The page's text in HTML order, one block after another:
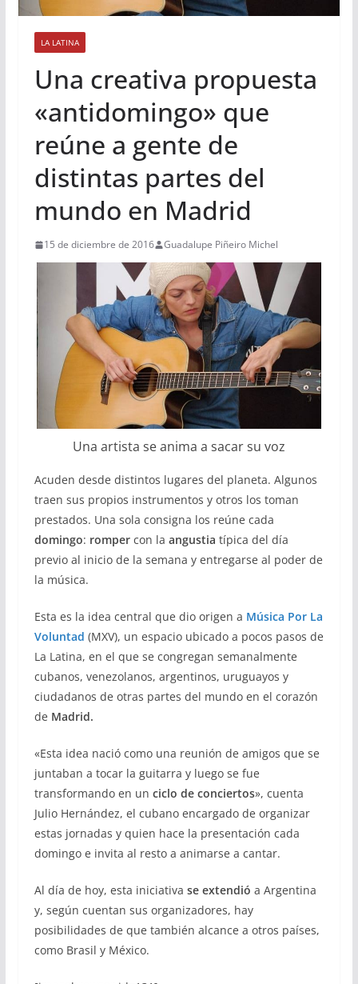
LA LATINA
Una creativa propuesta
«antidomingo» que
reúne a gente de
distintas partes del
mundo en Madrid
15 de diciembre de 2016 Guadalupe Piñeiro Michel
Una artista se anima a sacar su voz
Acuden desde distintos lugares del planeta. Algunos
traen sus propios instrumentos y otros los toman
prestados. Una sola consigna los reúne cada
domingo: rompercon la angustia típica del día
previo al inicio de la semana y entregarse al poder de
la música.
Esta es la idea central que dio origen a Música Por La
Voluntad (MXV), un espacio ubicado a pocos pasos de
La Latina, en el que se congregan semanalmente
cubanos, venezolanos, argentinos, uruguayos y
ciudadanos de otras partes del mundo en el corazón
de Madrid.
«Esta idea nació como una reunión de amigos que se
juntaban a tocar la guitarra y luego se fue
transformando en un ciclo de conciertos», cuenta
Julio Hernández, el cubano encargado de organizar
estas jornadas y quien hace la presentación cada
domingo e invita al resto a animarse a cantar.
Al día de hoy, esta iniciativa se extendió a Argentina
y, según cuentan sus organizadores, hay
posibilidades de que también alcance a otros países,
como Brasil y México.